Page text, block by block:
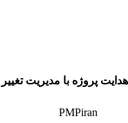
هدایت پروژه با مدیریت تغییر
PMPiran